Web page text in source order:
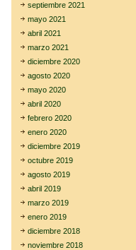
septiembre 2021
mayo 2021
abril 2021
marzo 2021
diciembre 2020
agosto 2020
mayo 2020
abril 2020
febrero 2020
enero 2020
diciembre 2019
octubre 2019
agosto 2019
abril 2019
marzo 2019
enero 2019
diciembre 2018
noviembre 2018